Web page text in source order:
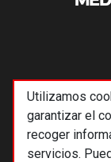
Utilizamos
garantizar el
recoger
servicios.